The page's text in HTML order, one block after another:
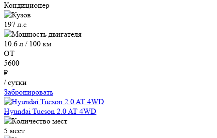
Кондиционер
197 л.с
10.6 л / 100 км
ОТ
5600
₽
/ сутки
Забронировать
Hyundai Tucson 2.0 AT 4WD
5 мест